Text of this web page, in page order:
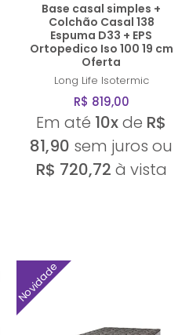
Base casal simples +
Colchão Casal 138
Espuma D33 + EPS
Ortopedico Iso 100 19 cm
Oferta
Long Life Isotermic
R$ 819,00
Em até 10xde R$
81,90 sem juros ou
R$ 720,72 à vista
Novidade